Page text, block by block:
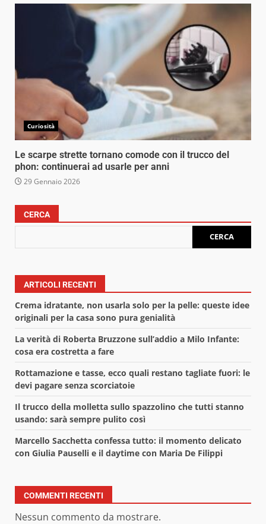
Curiosità
Le scarpe strette tornano comode con il trucco del
phon: continuerai ad usarle per anni
29 Gennaio 2026
CERCA
CERCA
ARTICOLI RECENTI
Crema idratante, non usarla solo per la pelle: queste idee
originali per la casa sono pura genialità
La verità di Roberta Bruzzone sull’addio a Milo Infante:
cosa era costretta a fare
Rottamazione e tasse, ecco quali restano tagliate fuori: le
devi pagare senza scorciatoie
Il trucco della molletta sullo spazzolino che tutti stanno
usando: sarà sempre pulito così
Marcello Sacchetta confessa tutto: il momento delicato
con Giulia Pauselli e il daytime con Maria De Filippi
COMMENTI RECENTI
Nessun commento da mostrare.